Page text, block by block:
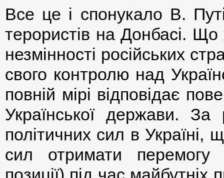
Все це і спонукало В.
терористів на Донбасі.
незмінності російських
свого контролю над
повній мірі відповідає
Української держави. За
політичних сил в Україні,
сил отримати перемогу